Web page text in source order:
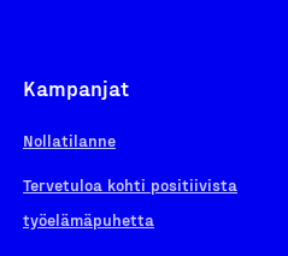
Kampanjat
Nollatilanne
Tervetuloa kohti positiivista
työelämäpuhetta